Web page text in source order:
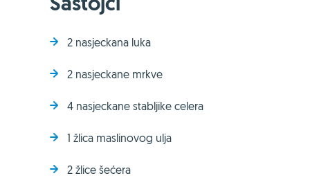
2 nasjeckana luka
2 nasjeckane mrkve
4 nasjeckane stabljike celera
1 žlica maslinovog ulja
2 žlice šećera